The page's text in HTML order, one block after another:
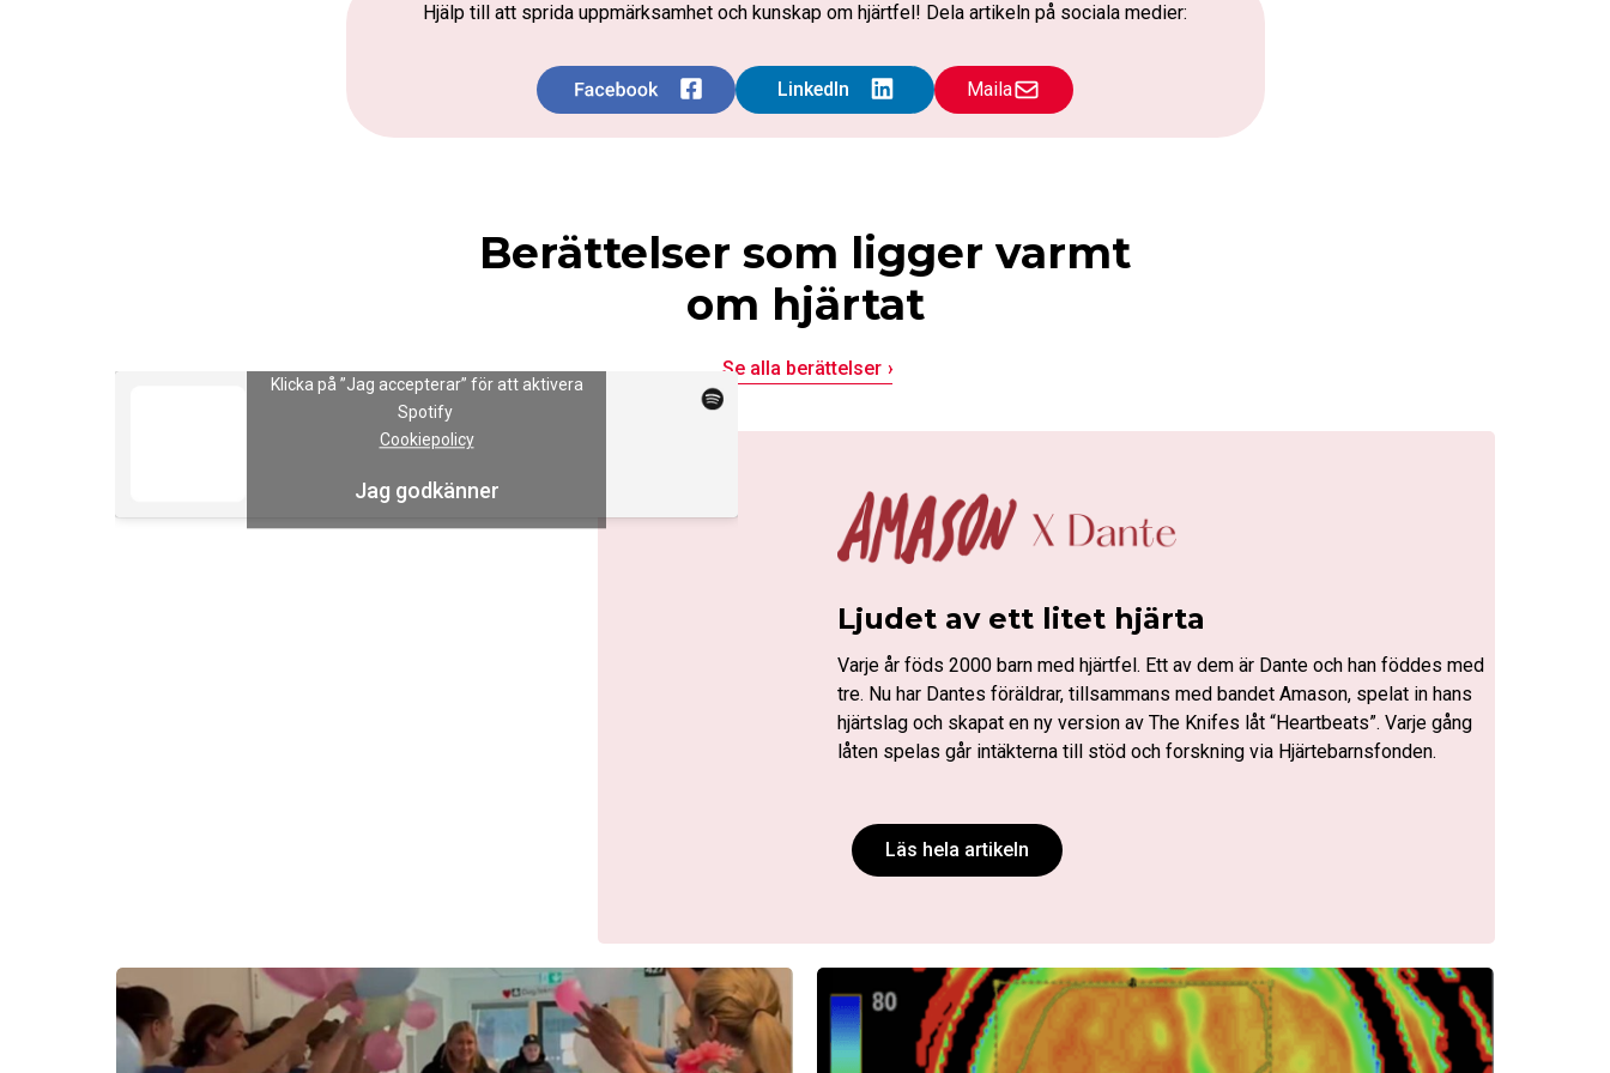
Hjälp till att sprida uppmärksamhet och kunskap om hjärtfel! Dela artikeln på sociala medier:
Maila
Berättelser som ligger varmt
om hjärtat
Se alla berättelser
Klicka på ”Jag accepterar” för att aktivera
Spotify
Cookiepolicy
Jag godkänner
Ljudet av ett litet hjärta
Varje år föds 2000 barn med hjärtfel. Ett av dem är Dante och han föddes med
tre. Nu har Dantes föräldrar, tillsammans med bandet Amason, spelat in hans
hjärtslag och skapat en ny version av The Knifes låt “Heartbeats”. Varje gång
låten spelas går intäkterna till stöd och forskning via Hjärtebarnsfonden.
Läs hela artikeln